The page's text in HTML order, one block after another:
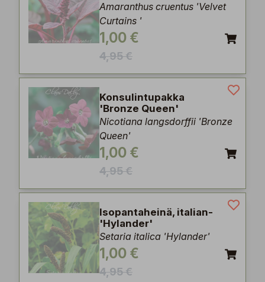
Amaranthus cruentus 'Velvet
Curtains '
1,00 €
4,95 €
Konsulintupakka
'Bronze Queen'
Nicotiana langsdorffii 'Bronze
Queen'
1,00 €
4,95 €
Isopantaheinä, italian-
'Hylander'
Setaria italica 'Hylander'
1,00 €
4,95 €